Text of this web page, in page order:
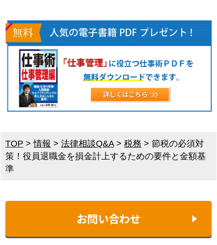
TOP >情報 >法律相談Q&A>税務 >節税の必須対
策！役員退職金を損金計上するための要件と金額基
準
お問い合わせ